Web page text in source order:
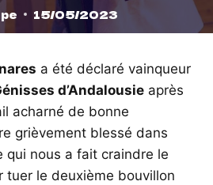
15/05/2023
a été déclaré vainqueur
d’Andalousie après
acharné de bonne
grièvement blessé dans
qui nous a fait craindre le
tuer le deuxième bouvillon